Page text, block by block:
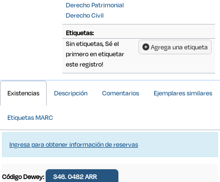
Detalles Bibliográficos
Derecho Patrimonial
Derecho Civil
Etiquetas:
Agrega una etiqueta
Sin etiquetas, Sé el
primero en etiquetar
este registro!
Existencias Descripción Comentarios Ejemplares similares
Etiquetas MARC
Ingresa para obtener información de reservas
Código Dewey: 346. 0482 ARR